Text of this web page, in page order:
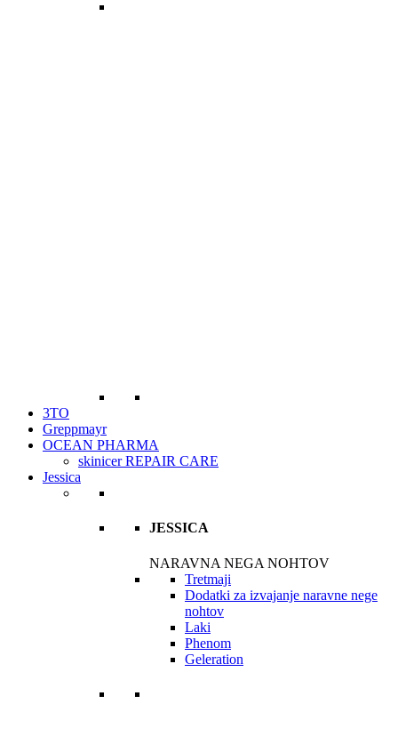
3TO
Greppmayr
OCEAN PHARMA
skinicer REPAIR CARE
Jessica
JESSICA
NARAVNA NEGA NOHTOV
Tretmaji
Dodatki za izvajanje naravne nege
nohtov
Laki
Phenom
Geleration